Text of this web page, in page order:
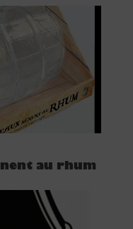
au rhum